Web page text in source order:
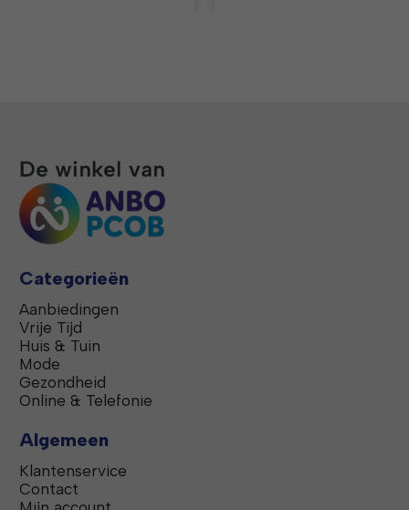
Categorieën
Aanbiedingen
Vrije Tijd
Huis & Tuin
Mode
Gezondheid
Online & Telefonie
Algemeen
Klantenservice
Contact